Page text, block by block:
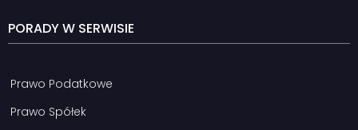
PORADY W SERWISIE
Prawo Podatkowe
Prawo Spółek